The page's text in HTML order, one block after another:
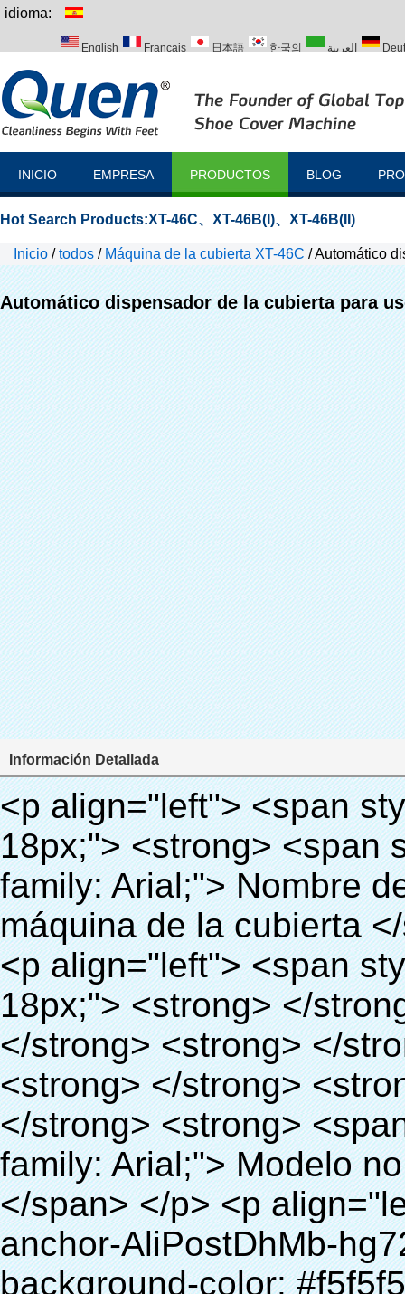
idioma:
English Français 日本語 한국의 العربية
INICIO EMPRESA PRODUCTOS BLOG
Hot Search Products:XT-46C、 XT-46B(I)、 XT-46B(II)
Inicio /todos / Máquina de la cubierta XT-46C /Automático
Automático dispensador de la cubierta para
Información Detallada
<p align="left"> <span style="line-height: 27px; font-size: 18px;"> <strong> <span style="line-height: 27px; font-family: Arial;"> Nombre del producto: automático máquina de la cubierta </span> </strong> </span> </p> <p align="left"> <span style="line-height: 27px; font-size: 18px;"> <strong> </strong> <strong> </strong> <strong> </strong> <strong> </strong> <strong> </strong> <strong> </strong> <strong> </strong> <strong> </strong> <strong> <span style="line-height: 27px; font-family: Arial;"> Modelo no.: XT-46C </span> </strong> </span> </p> <p align="left">&nbsp;</p> <div id="ali-anchor-AliPostDhMb-hg729" style="padding-top: 8px; background-color: #f5f5f5;" data-section="AliPostDhMb-hg729" data-section-title="Product Uses"> <div id="ali-title-AliPostDhMb-hg729" style="padding: 8px 0px; border-bottom-style: solid;"> <span style="background-color: #ddd; color: #333; font-weight: bold; padding: 8px 10px; line-height: 12px;"> Producto utiliza </span> </div> <div style="padding: 10px 0px;"> <p>&nbsp;<img src="http://i03.i.aliimg.com/simg/single/icon/placeholder_100x100.png" data-src="http://g01.s.alicdn.com/kf/HTB1v.cvIXXXXXaaXpXXq6xXFXXXJ/200852200/HTB1v.cvIXXXXXaaXpXXq6xXFXXXJ.jpg" data-alt="Automático dispensador de la cubierta para uso médico" width="700" ori-width="800" ori-height="970" /> <noscript><img src="http://g01.s.alicdn.com/kf/HTB1v.cvIXXXXXaaXpXXq6xXFXXXJ/200852200/HTB1v.cvIXXXXXaaXpXXq6xXFXXXJ.jpg" alt="Automático dispensador de la cubierta para uso médico" width="700" ori-width="800" ori-height="970"></noscript> <img src="http://i03.i.aliimg.com/simg/single/icon/placeholder_100x100.png" data-src="http://g04.s.alicdn.com/kf/HTB1AmpcHVXXXXXqXXXXq6xXFXXX3/200852200/HTB1AmpcHVXXXXXqXXXXq6xXFXXX3.jpg" data-alt="Automático dispensador de la cubierta para uso médico" width="700" ori-width="590" ori-height="588" /> <noscript><img src="http://g04.s.alicdn.com/kf/HTB1AmpcHVXXXXXqXXXXq6xXFXXX3/200852200/HTB1AmpcHVXXXXXqXXXXq6xXFXXX3.jpg" alt="Automático dispensador de la cubierta para uso médico" width="700" ori-width="590" ori-height="588"></noscript> </p> <p>&nbsp;</p> </div> </div> <div id="ali-anchor-AliPostDhMb-g01as" style="padding-top: 8px;" data-section="AliPostDhMb-g01as" data-section-title="Technology"> <div id="ali-title-AliPostDhMb-g01as" style="padding: 8px 0px; border-bottom-style: solid;"> <span style="background-color: #ddd; color: #333; font-weight: bold; padding: 8px 10px; line-height: 12px;"> Tecnología </span> </div> <div style="padding: 10px 0px;"> <p>&nbsp; <span style="line-height: 21px; font-size: 14px;"> <span style="line-height: normal; font-family: Arial;"> Esta máquina de la cubierta automática utiliza el principio de que <span style="line-height: 21px; color: #0000ff;"> <strong> <span style="line-height: 21px; color: #99cc00;"> <em> T </em> </span> </strong> </span> </span> <strong> <span style="line-height: 21px; color: #99cc00;"> <em> <span style="line-height: normal; font-family: Arial;"> Hermo film retráctil se reducirá en </span> </em> </span> </strong> </span> </p> <p> <span style="line-height: 21px; font-size: 14px;"> <strong> <em> <span style="line-height: normal; font-family: Arial; color: #99cc00;"> Temperatura adecuada </span> </em> </strong> <span style="line-height: normal; font-family: Arial;"> <strong> <em> <span style="line-height: 21px; color: #99cc00;"> . </span> </em> </strong> Tecnología diferente de otros cubierta del zapato </span> <span style="line-height: normal; font-family: Arial;"> Máquina </span> <span style="line-height: normal; font-family: Arial;"> . </span> </span> </p> <p> <span style="line-height: 21px; font-size: 14px;"> <span style="line-height: normal; font-family: Arial;"> Puede <span style="line-height: 21px; color: #0000ff;"> </span> </span> <em> <span style="line-height: normal; font-weight: bold; font-family: Arial; color: #99cc00;"> Automáticamente </span> </em> <span style="line-height: normal; font-family: Arial;"> <em> <span style="line-height: 21px; color: #99cc00;"> </span> </em> Salidas y corta